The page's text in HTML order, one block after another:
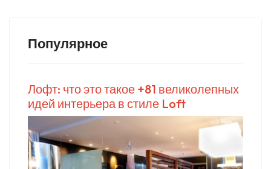
Популярное
Лофт: что это такое +81 великолепных
идей интерьера в стиле Loft